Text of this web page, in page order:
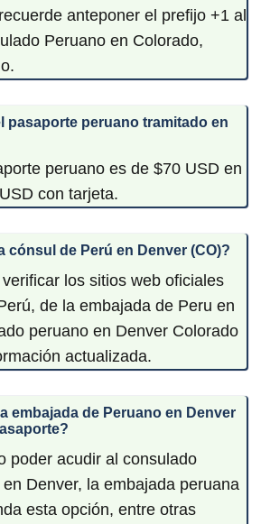
anteponer el prefijo +1 al
Peruano en Colorado,
pasaporte peruano tramitado en
peruano es de $70 USD en
con tarjeta.
cónsul de Perú en Denver (CO)?
los sitios web oficiales
de la embajada de Peru en
peruano en Denver Colorado
actualizada.
embajada de Peruano en Denver
poder acudir al consulado
Denver, la embajada peruana
esta opción, entre otras